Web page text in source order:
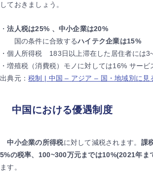
しておきましょう。
・法人税は25% 、中小企業は20%
国の条件に合致するハイテク企業は15%
・個人所得税 183日以上滞在した居住者には
・増殖税（消費税）モノに対しては16% サー
出典元：税制 | 中国 – アジア – 国・地域別に
中国における優遇制度
中小企業の所得税に対して減税されます。 課
5%の税率、100~300万元までは10%(2021年ま
ます。